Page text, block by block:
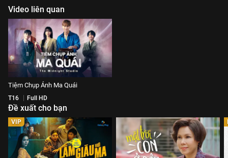
Video liên quan
Tiệm Chụp Ảnh Ma Quái
T16 Full HD
Đề xuất cho bạn
VIP